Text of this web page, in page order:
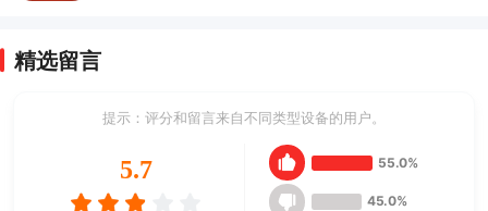
精选留言
提示：评分和留言来自不同类型设备的用户。
5.7 55.0%
45.0%